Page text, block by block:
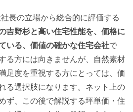
長の立場から総合的に評価する
吉野杉と高い住宅性能を、価格に
いる、価値の確かな住宅会社で
る方には向きませんが、自然素材
足度を重視する方にとっては、価
る選択肢になります。ネット上の
ず、この後で解説する坪単価・住